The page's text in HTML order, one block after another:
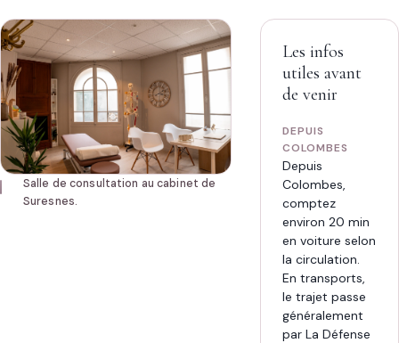
sur
Doctolib
07
44
77
76
40
SÉANCE
45 min · 70 €
HORAIRES
Lun-ven 8h15-21h · sam 9h-19h
Salle de consultation au cabinet de
Suresnes.
Les infos
utiles avant
de venir
DEPUIS
COLOMBES
Depuis
Colombes,
comptez
environ 20 min
en voiture selon
la circulation.
En transports,
le trajet passe
généralement
par La Défense